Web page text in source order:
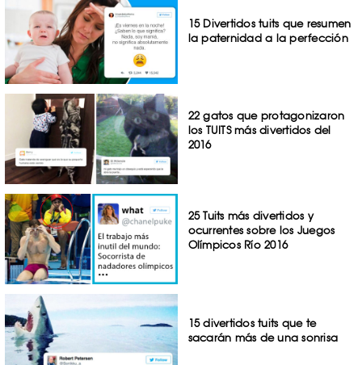
15 Divertidos tuits que resumen
la paternidad a la perfección
22 gatos que protagonizaron
los TUITS más divertidos del
2016
25 Tuits más divertidos y
ocurrentes sobre los Juegos
Olímpicos Río 2016
15 divertidos tuits que te
sacarán más de una sonrisa